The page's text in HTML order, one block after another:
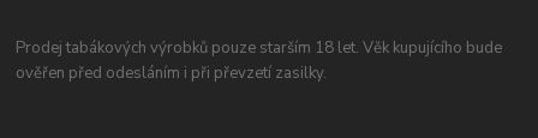
Prodej tabákových výrobků pouze starším 18 let. Věk kupujícího bude
ověřen před odesláním i při převzetí zasilky.